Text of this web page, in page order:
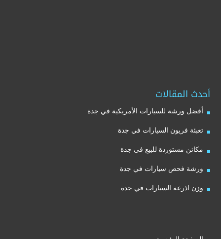
أحدث المقالات
أفضل ورشة للسيارات الأمريكية في جدة
تعبئة فريون السيارات في جدة
مكائن مستوردة للبيع في جدة
ورشة فحص سيارات في جدة
وزن اذرعة السيارات في جدة